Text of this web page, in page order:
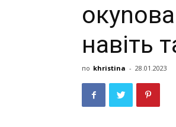
навіть
по khristina - 28.01.2023